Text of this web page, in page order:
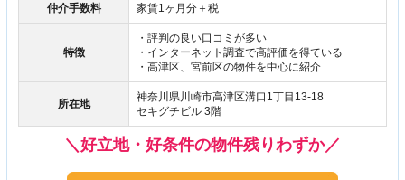
仲介手数料 家賃1ヶ月分＋税
特徴
・評判の良い口コミが多い
・インターネット調査で高評価を得ている
・高津区、宮前区の物件を中心に紹介
所在地
神奈川県川崎市高津区溝口1丁目13-18
セキグチビル 3階
＼好立地・好条件の物件残りわずか／